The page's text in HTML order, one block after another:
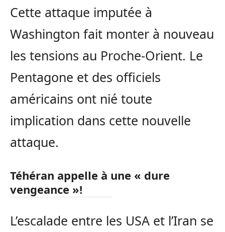
Cette attaque imputée à
Washington fait monter à nouveau
les tensions au Proche-Orient. Le
Pentagone et des officiels
américains ont nié toute
implication dans cette nouvelle
attaque.
Téhéran appelle à une « dure
vengeance »!
L’escalade entre les USA et l’Iran se